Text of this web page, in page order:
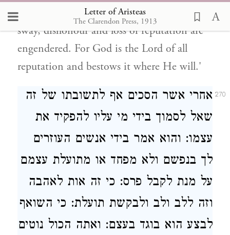
Letter of Aristeas
The Clarendon Press, 1913
pride and unbounded self-confidence hold
sway, dishonour and loss of reputation are
engendered. For God is the Lord of all
reputation and bestows it where He will.'
270 אחרי אשר הסכים אף לתשובתו של זה
שאל לסמוך בידי מי עליו להפקיד את
עצמו: והוא אמר בידי אנשים העוזרים
לך בנפשם ולא מפחד או מתועלת עצמם
על מנת לקבל פרס: כי זה אות לאהבה
וזה ללב ולב ולבקשת תועלת: כי השואף
לבצע הוא בוגד בעצם: ואתה הכול נוטים